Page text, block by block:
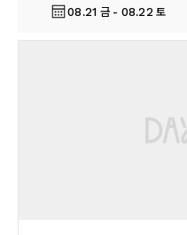
08.21 금 - 08.22 토